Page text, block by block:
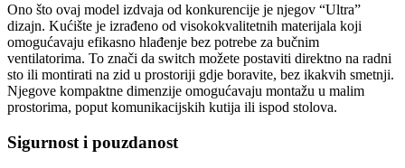
Ono što ovaj model izdvaja od konkurencije je njegov “Ultra”
dizajn. Kućište je izrađeno od visokokvalitetnih materijala koji
omogućavaju efikasno hlađenje bez potrebe za bučnim
ventilatorima. To znači da switch možete postaviti direktno na radni
sto ili montirati na zid u prostoriji gdje boravite, bez ikakvih smetnji.
Njegove kompaktne dimenzije omogućavaju montažu u malim
prostorima, poput komunikacijskih kutija ili ispod stolova.
Sigurnost i pouzdanost